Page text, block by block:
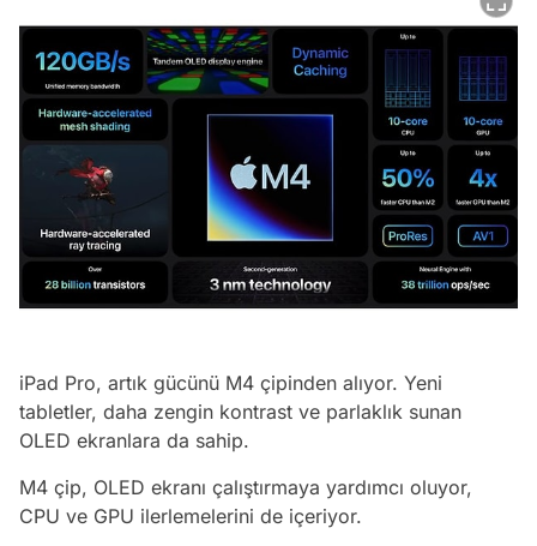
iPad Pro, artık gücünü M4 çipinden alıyor. Yeni
tabletler, daha zengin kontrast ve parlaklık sunan
OLED ekranlara da sahip.
M4 çip, OLED ekranı çalıştırmaya yardımcı oluyor,
CPU ve GPU ilerlemelerini de içeriyor.